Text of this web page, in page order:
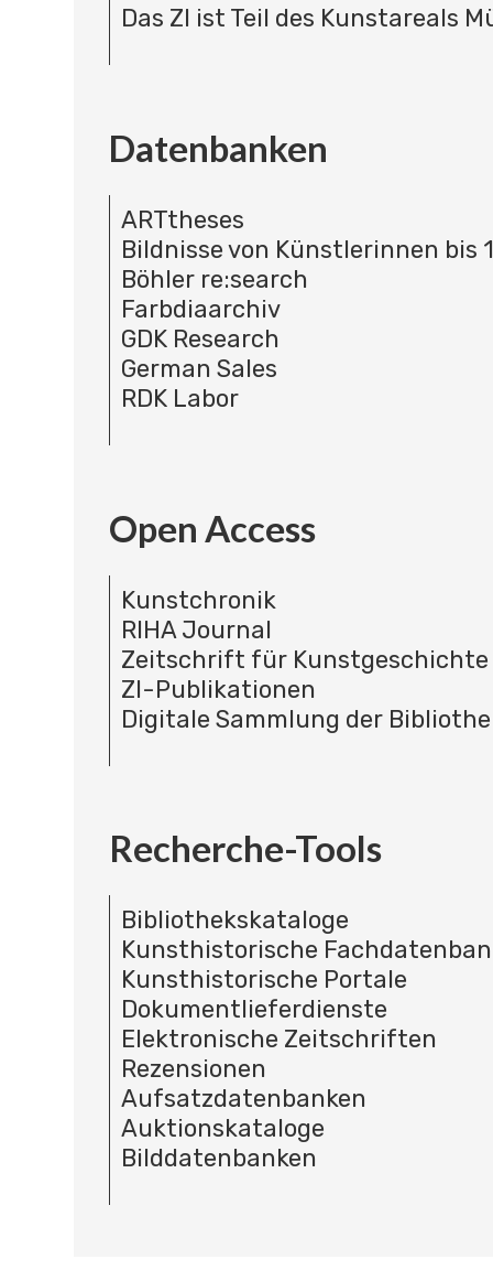
Das ZI ist Teil des Kunstareals
Datenbanken
ARTtheses
Bildnisse von Künstlerinnen bis
Böhler re:search
Farbdiaarchiv
GDK Research
German Sales
RDK Labor
Open Access
Kunstchronik
RIHA Journal
Zeitschrift für Kunstgeschichte
ZI-Publikationen
Digitale Sammlung der
Recherche-Tools
Bibliothekskataloge
Kunsthistorische
Kunsthistorische Portale
Dokumentlieferdienste
Elektronische Zeitschriften
Rezensionen
Aufsatzdatenbanken
Auktionskataloge
Bilddatenbanken